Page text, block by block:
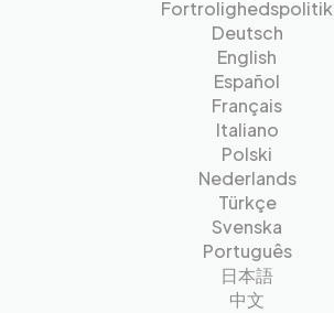
Fortrolighedspolitik
Deutsch
English
Español
Français
Italiano
Polski
Nederlands
Türkçe
Svenska
Português
日本語
中文